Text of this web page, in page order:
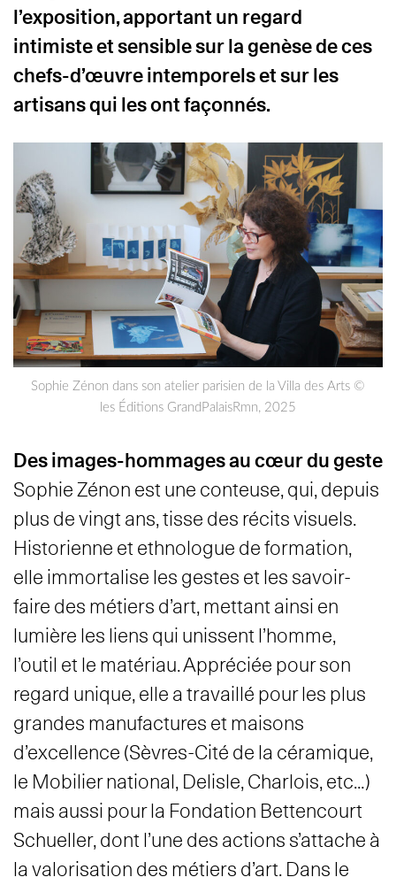
l’exposition, apportant un regard
intimiste et sensible sur la genèse de ces
chefs-d’œuvre intemporels et sur les
artisans qui les ont façonnés.
Sophie Zénon dans son atelier parisien de la Villa des Arts ©
les Éditions GrandPalaisRmn, 2025
Des images-hommages au cœur du geste
Sophie Zénon est une conteuse, qui, depuis
plus de vingt ans, tisse des récits visuels.
Historienne et ethnologue de formation,
elle immortalise les gestes et les savoir-
faire des métiers d’art, mettant ainsi en
lumière les liens qui unissent l’homme,
l’outil et le matériau. Appréciée pour son
regard unique, elle a travaillé pour les plus
grandes manufactures et maisons
d’excellence (Sèvres-Cité de la céramique,
le Mobilier national, Delisle, Charlois, etc…)
mais aussi pour la Fondation Bettencourt
Schueller, dont l’une des actions s’attache à
la valorisation des métiers d’art. Dans le